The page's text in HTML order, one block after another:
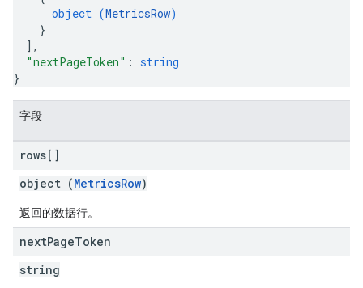
object (MetricsRow)
}
] ,
"nextPageToken" : string
}
字段
rows[]
object (MetricsRow)
返回的数据行。
nextPageToken
string